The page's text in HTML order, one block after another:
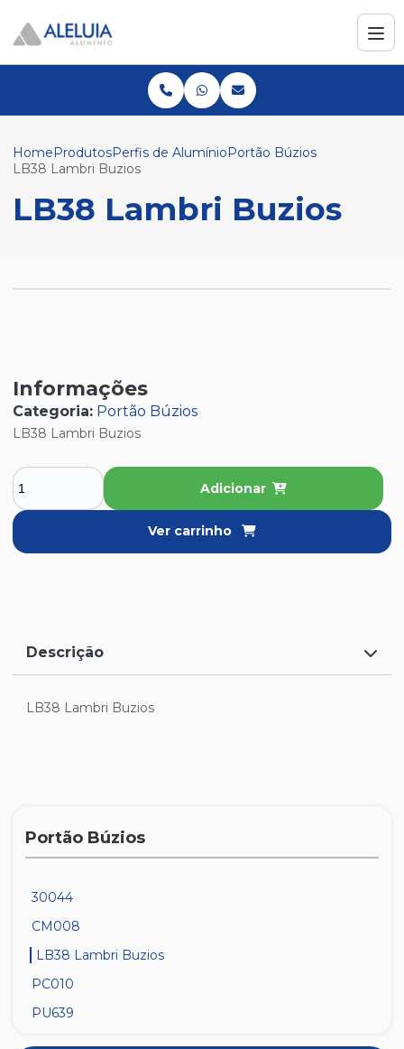
HomeProdutosPerfis de AlumínioPortão Búzios
LB38 Lambri Buzios
LB38 Lambri Buzios
Informações
Categoria: Portão Búzios
LB38 Lambri Buzios
Adicionar
Ver carrinho
Descrição
LB38 Lambri Buzios
Portão Búzios
30044
CM008
LB38 Lambri Buzios
PC010
PU639